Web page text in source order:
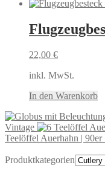
22,00 €
inkl. MwSt.
In den Warenkorb
Vintage
Teelöffel Auerhahn |
Produktkategorien